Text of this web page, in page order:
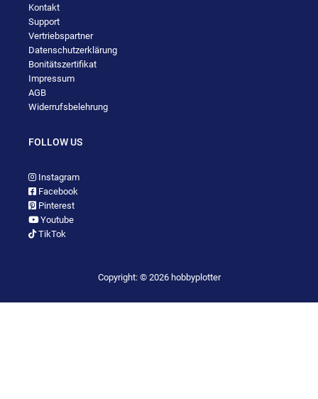
Kontakt
Support
Vertriebspartner
Datenschutzerklärung
Bonitätszertifikat
Impressum
AGB
Widerrufsbelehrung
FOLLOW US
Instagram
Facebook
Pinterest
Youtube
TikTok
Copyright: © 2026 hobbyplotter